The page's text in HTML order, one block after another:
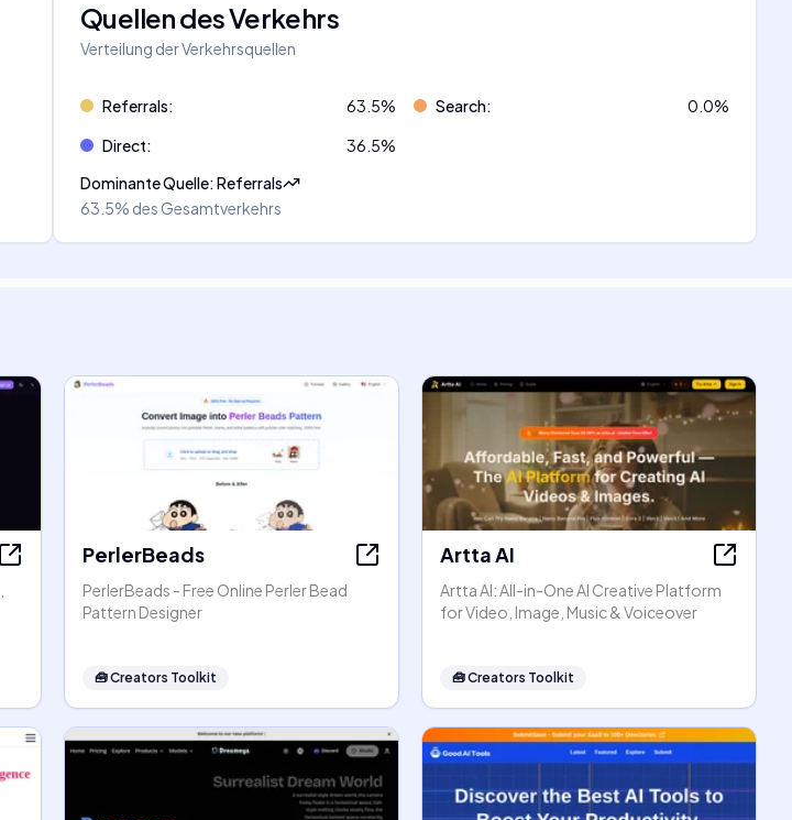
Quellen des Verkehrs
Verteilung der Verkehrsquellen
Referrals: 63.5% Search: 0.0%
Direct: 36.5%
Dominante Quelle:Referrals
63.5% des Gesamtverkehrs
PerlerBeads
PerlerBeads - Free Online Perler Bead
Pattern Designer
🧰Creators Toolkit
Artta AI
Artta AI: All-in-One AI Creative Platform
for Video, Image, Music & Voiceover
🧰Creators Toolkit